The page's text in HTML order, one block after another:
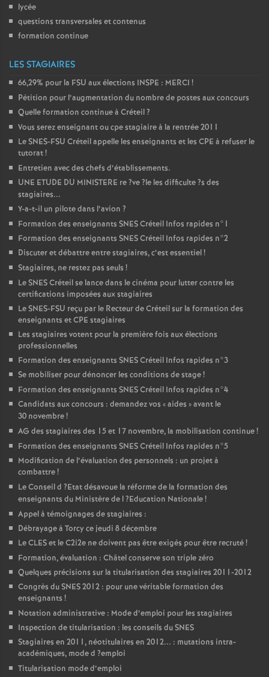
lycée
questions transversales et contenus
formation continue
LES STAGIAIRES
66,29% pour la FSU aux élections INSPE : MERCI !
Pétition pour l’augmentation du nombre de postes aux concours
Quelle formation continue à Créteil?
Vous serez enseignant ou cpe stagiaire à la rentrée 2011
LeSNES-FSU Créteil appelle les enseignants et les CPE à refuser le
tutorat!
Entretien avec des chefs d’établissements.
UNE ETUDE DU MINISTERE re?ve?le les difficulte?s des
stagiaires...
Y-a-t-il un pilote dans l’avion ?
Formation des enseignants SNESCréteil Infos rapides n°1
Formation des enseignants SNESCréteil Infos rapides n°2
Discuter et débattre entre stagiaires, c’est essentiel!
Stagiaires, ne restez pas seuls !
LeSNESCréteil se lance dans le cinéma pour lutter contre les
certifications imposées aux stagiaires
LeSNES-FSU reçu par le Recteur de Créteil sur la formation des
enseignants etCPE stagiaires
Les stagiaires votent pour la première fois aux élections
professionnelles
Formation des enseignants SNESCréteil Infos rapides n°3
Se mobiliser pour dénoncer les conditions de stage!
Formation des enseignants SNESCréteil Infos rapides n°4
Candidats aux concours : demandez vos «aides » avant le
30 novembre!
AG des stagiaires des 15 et 17 novembre, la mobilisation continue!
Formation des enseignants SNESCréteil Infos rapides n°5
Modification de l’évaluation des personnels : un projet à
combattre!
Le Conseil d ?Etat désavoue la réforme de la formation des
enseignants du Ministère de l?Education Nationale!
Appel à témoignages de stagiaires :
Débrayage à Torcy ce jeudi 8 décembre
LeCLESet le C2i2e ne doivent pas être exigés pour être recruté!
Formation, évaluation : Châtel conserve son triple zéro
Quelques précisions sur la titularisation des stagiaires 2011-2012
Congrès duSNES2012 : pour une véritable formation des
enseignants !
Notation administrative : Mode d’emploi pour les stagiaires
Inspection de titularisation : les conseils duSNES
Stagiaires en 2011, néotitulaires en 2012... : mutations intra-
académiques, mode d ?emploi
Titularisation mode d’emploi